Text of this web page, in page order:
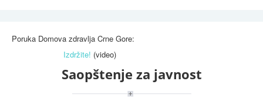
General information
Organization
Information and Education
Poruka Domova zdravlja Crne Gore:
Izdržite! (video)
Saopštenje za javnost